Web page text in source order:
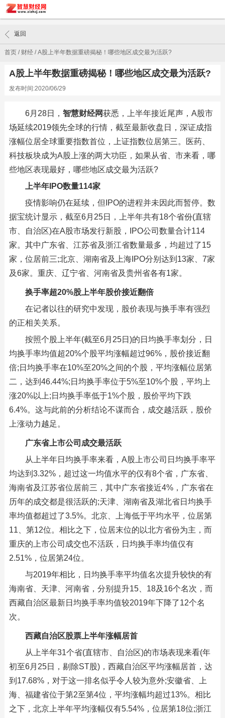
首页/ 财经/A股上半年数据重磅揭秘！哪些地区成交最为活跃?
返回
A股上半年数据重磅揭秘！哪些地区成交最为活跃?
发布时间:2020/06/29
6月28日， 智慧财经网获悉，上半年接近尾声，A股市
场延续2019领先全球的行情，截至最新收盘日，深证成指
涨幅位居全球重要指数首位，上证指数位居第三。医药、
科技板块成为A股上涨的两大功臣，如果从省、市来看，哪
些地区表现最好，哪些地区成交最为活跃?
上半年IPO数量114家
疫情影响仍在延续，但IPO的进程并未因此而暂停。数
据宝统计显示，截至6月25日，上半年共有18个省份(直辖
市、自治区)在A股市场发行新股，IPO公司数量合计114
家。其中广东省、江苏省及浙江省数量最多，均超过了15
家，位居前三;北京、湖南省及上海IPO分别达到13家、7家
及6家。重庆、辽宁省、河南省及贵州省各有1家。
换手率超20%股上半年股价接近翻倍
在记者以往的研究中发现，股价表现与换手率有强烈
的正相关关系。
按照个股上半年(截至6月25日)的日均换手率划分，日
均换手率均值超20%个股平均涨幅超过96%，股价接近翻
倍;日均换手率在10%至20%之间的个股，平均涨幅位居第
二，达到46.44%;日均换手率位于5%至10%个股，平均上
涨20%以上;日均换手率低于1%个股，股价平均下跌
6.4%。这与此前的分析结论不谋而合，成交越活跃，股价
上涨动力越足。
广东省上市公司成交最活跃
从上半年日均换手率来看，A股上市公司日均换手率平
均达到3.32%，超过这一均值水平的仅有8个省，广东省、
海南省及江苏省位居前三，其中广东省接近4%，广东省在
历年的成交都是很活跃的;天津、湖南省及湖北省日均换手
率均值都超过了3.5%。北京、上海低于平均水平，位居第
11、第12位。相比之下，位居末位的以北方省份为主，而
重庆的上市公司成交也不活跃，日均换手率均值仅有
2.51%，位居第24位。
与2019年相比，日均换手率平均值名次提升较快的有
海南省、天津、河南省，分别提升15、18及16个名次，而
西藏自治区最新日均换手率均值较2019年下降了12个名
次。
西藏自治区股票上半年涨幅居首
从上半年31个省(直辖市、自治区)的市场表现来看(年
初至6月25日，剔除ST股)，西藏自治区平均涨幅居首，达
到17.68%，对于这一排名似乎令人较为意外;安徽省、上
海、福建省位于第2至第4位，平均涨幅均超过13%。相比
之下，北京上半年平均涨幅仅有5.54%，位居第18位;浙江